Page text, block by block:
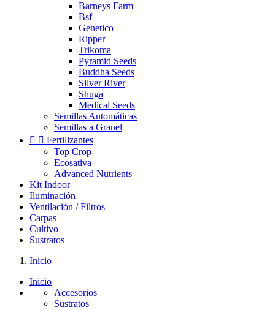
Barneys Farm
Bsf
Genetico
Ripper
Trikoma
Pyramid Seeds
Buddha Seeds
Silver River
Shuga
Medical Seeds
Semillas Automáticas
Semillas a Granel
  Fertilizantes
Top Crop
Ecosativa
Advanced Nutrients
Kit Indoor
Iluminación
Ventilación / Filtros
Carpas
Cultivo
Sustratos
Inicio
Inicio
Accesorios
Sustratos